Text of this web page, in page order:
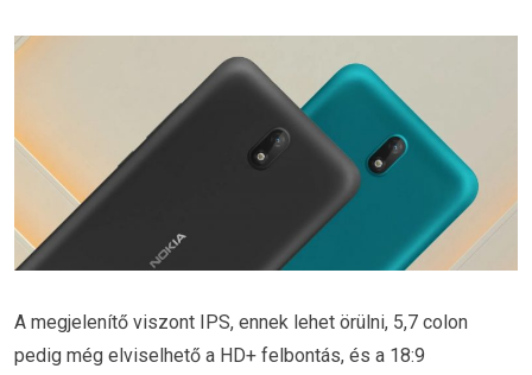
A megjelenítő viszont IPS, ennek lehet örülni, 5,7 colon
pedig még elviselhető a HD+ felbontás, és a 18:9